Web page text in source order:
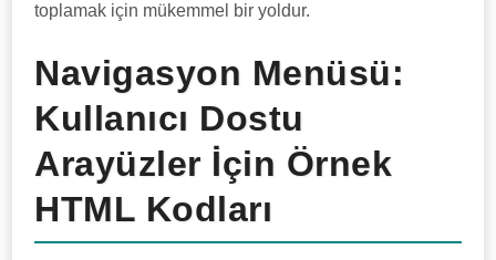
toplamak için mükemmel bir yoldur.
Navigasyon Menüsü:
Kullanıcı Dostu
Arayüzler İçin Örnek
HTML Kodları